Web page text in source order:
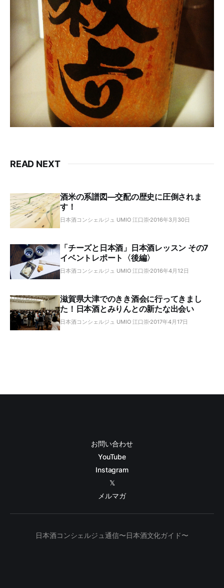
READ NEXT
酒米の系譜図―交配の歴史に圧倒されま
す！
日本酒コンシェルジュ UMIO 江口崇 2016年3月30日
「チーズと日本酒」日本酒レッスン その7
イベントレポート〈後編〉
日本酒コンシェルジュ UMIO 江口崇 2016年4月12日
滋賀県大津でのきき酒会に行ってきまし
た！日本酒とみりんとの新たな出会い
日本酒コンシェルジュ UMIO 江口崇 2017年4月17日
お問い合わせ
YouTube
Instagram
𝕏
メルマガ
日本酒コンシェルジュ通信〜日本酒文化ガイド〜